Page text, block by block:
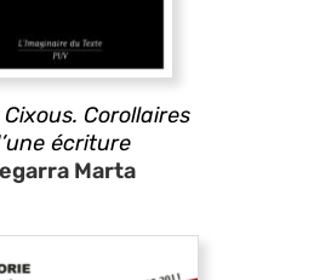
Corollaires
écriture
Marta